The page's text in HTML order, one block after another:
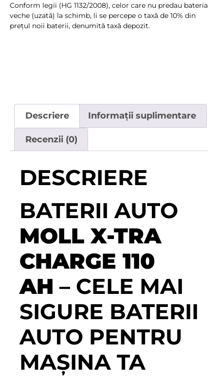
Conform legii (HG 1132/2008), celor care nu predau bateria
veche (uzată) la schimb, li se percepe o taxă de 10% din
preţul noii baterii, denumită taxă depozit.
Descriere Informații suplimentare
Recenzii (0)
DESCRIERE
BATERII AUTO
MOLL X-TRA
CHARGE 110
AH – CELE MAI
SIGURE BATERII
AUTO PENTRU
MAȘINA TA